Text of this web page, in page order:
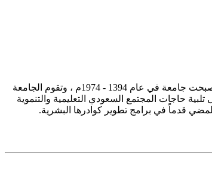
تأسست جامعة الإمام محمد بن سعود الإسلامية ممثلة في كلية الشريعة في سنة 1373هـ 1953م، وتطورت منذ ذلك الحين بصورة جذرية حتى أصبحت جامعة في عام 1394 - 1974م ، وتقوم الجامعة
حاجات المجتمع السعودي التعليمية والتنموية
قدماً في برامج تطوير كوادرها البشرية.